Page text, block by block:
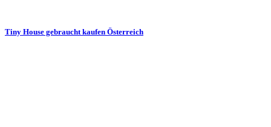
Tiny House gebraucht kaufen Österreich